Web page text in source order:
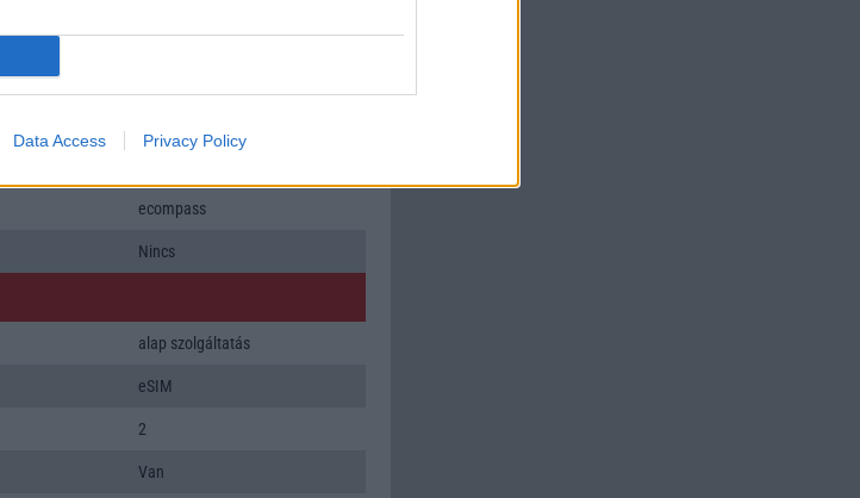
Data Access Privacy Policy
alap szolgáltatás
ecompass
Nincs
alap szolgáltatás
eSIM
2
Van